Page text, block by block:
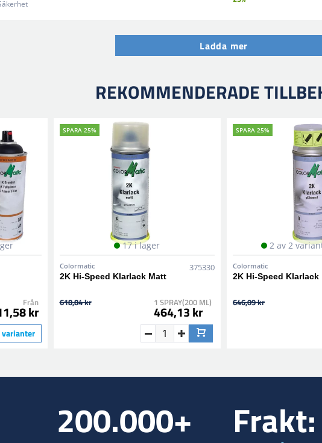
Ladda mer
REKOMMENDERADE
Från
kr
varianter
SPARA 25%
17 i lager
Colormatic 375330
2K Hi-Speed Klarlack Matt
618,84 kr 1 SPRAY(200 ML)
464,13 kr
SPARA 25%
2 av 2
Colormatic
2K Hi-Speed Klarlack
646,09 kr
200.000+